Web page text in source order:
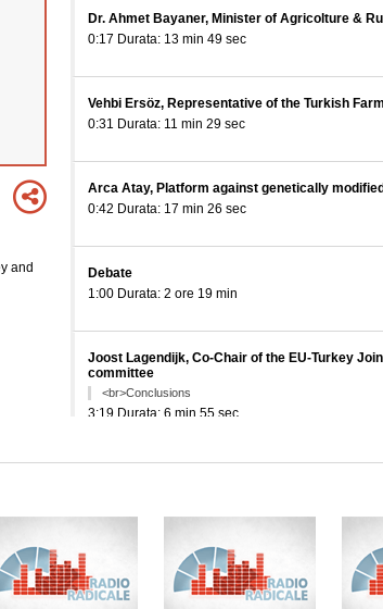
and
Dr. Ahmet Bayaner, Minister of Agricolture &
0:17 Durata: 13 min 49 sec
Vehbi Ersöz, Representative of the Turkish
0:31 Durata: 11 min 29 sec
Arca Atay, Platform against genetically
0:42 Durata: 17 min 26 sec
Debate
1:00 Durata: 2 ore 19 min
Joost Lagendijk, Co-Chair of the EU-Turkey
committee
<br>Conclusions
3:19 Durata: 6 min 55 sec
3:26 Durata: 11 min 23 sec